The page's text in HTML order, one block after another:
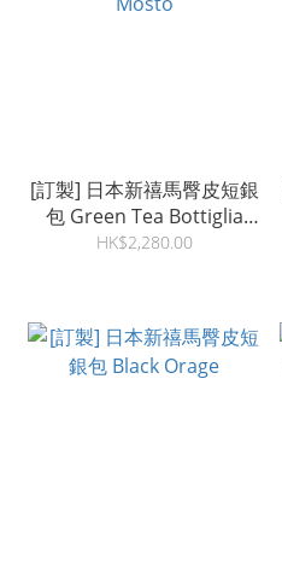
[訂製] 日本新禧馬臀皮短銀
包 Green Tea Bottiglia
Mosto
HK$2,280.00